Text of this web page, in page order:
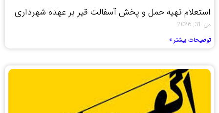
استعلام تهیه حمل و پخش آسفالت قیر بر عهده شهرداری
می 31, 2026
توضیحات بیشتر »